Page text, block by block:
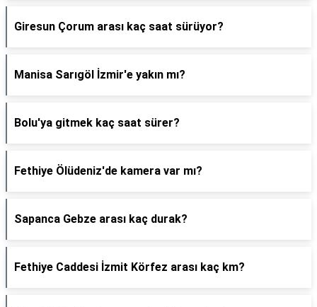
Giresun Çorum arası kaç saat sürüyor?
Manisa Sarıgöl İzmir'e yakın mı?
Bolu'ya gitmek kaç saat sürer?
Fethiye Ölüdeniz'de kamera var mı?
Sapanca Gebze arası kaç durak?
Fethiye Caddesi İzmit Körfez arası kaç km?